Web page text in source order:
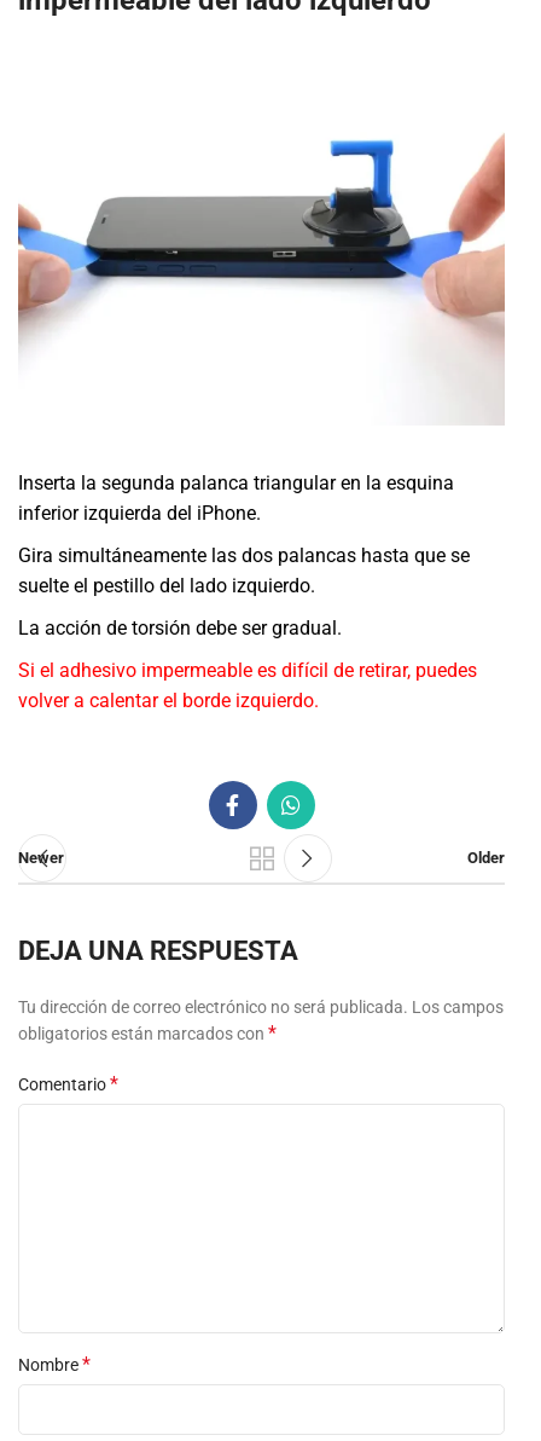
Inserta la segunda palanca triangular en la esquina
inferior izquierda del iPhone.
Gira simultáneamente las dos palancas hasta que se
suelte el pestillo del lado izquierdo.
La acción de torsión debe ser gradual.
Si el adhesivo impermeable es difícil de retirar, puedes
volver a calentar el borde izquierdo.
Newer Older
DEJA UNA RESPUESTA
Tu dirección de correo electrónico no será publicada. Los campos
obligatorios están marcados con *
Comentario*
Nombre*